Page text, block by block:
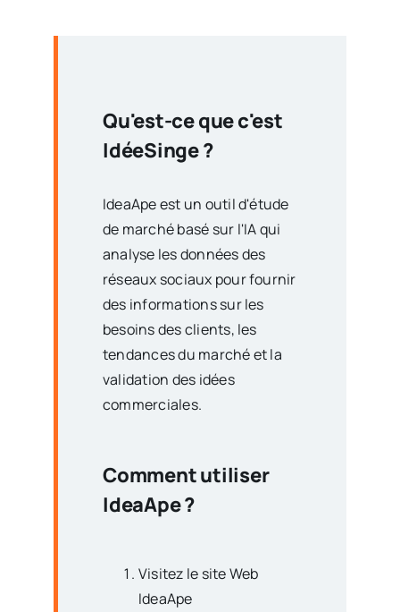
Qu'est-ce que c'est
IdéeSinge?
IdeaApe est un outil d'étude
de marché basé sur l'IA qui
analyse les données des
réseaux sociaux pour fournir
des informations sur les
besoins des clients, les
tendances du marché et la
validation des idées
commerciales.
Comment utiliser
IdeaApe ?
Visitez le site Web
IdeaApe